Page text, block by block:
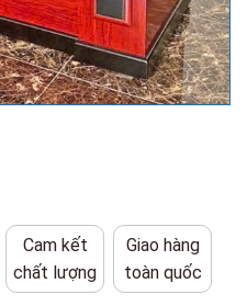
Cam kết
chất lượng
Giao hàng
toàn quốc